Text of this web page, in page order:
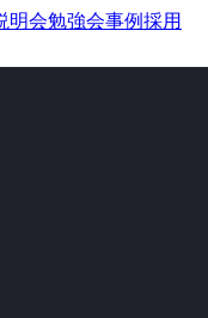
明会勉強会事例採用